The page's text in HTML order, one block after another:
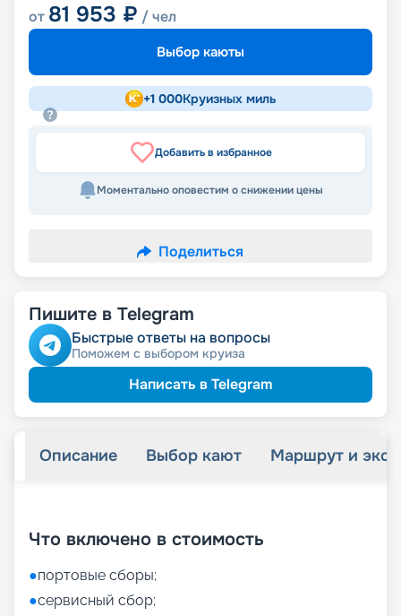
от 81 953 ₽ / чел
Выбор каюты
+1 000Круизных миль
Добавить в избранное
Моментально оповестим о снижении цены
Поделиться
Пишите в Telegram
Быстрые ответы на вопросы
Поможем с выбором круиза
Написать в Telegram
Описание Выбор кают Маршрут и
Что включено в стоимость
●портовые сборы;
●сервисный сбор;